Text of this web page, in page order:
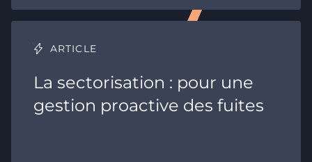
ARTICLE
La sectorisation : pour une
gestion proactive des fuites